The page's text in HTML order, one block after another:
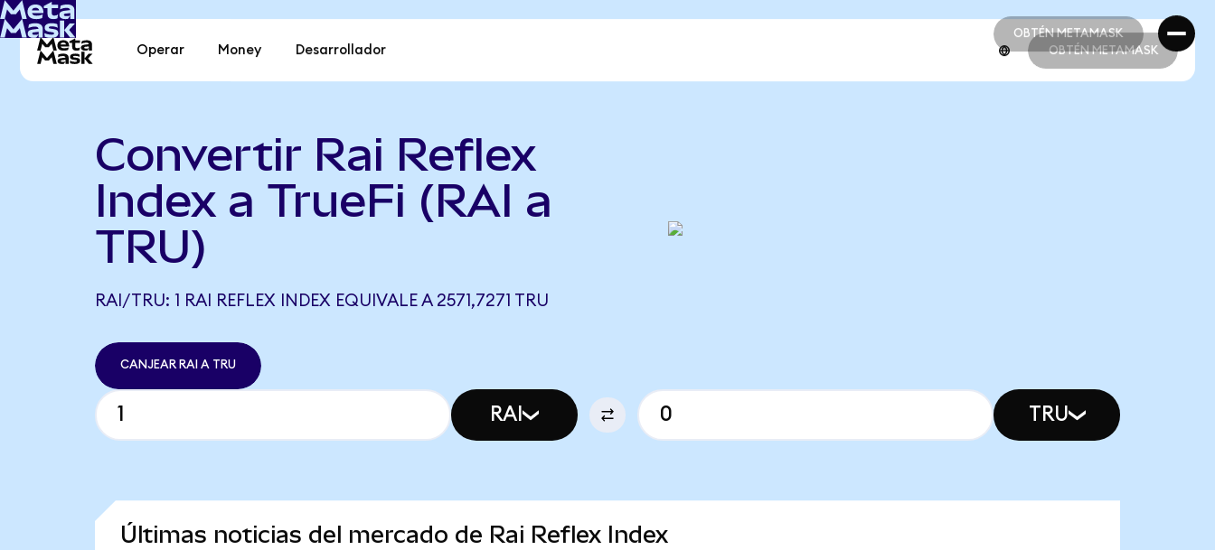
OBTÉN METAMASK
OBTÉN METAMASK
Operar Money Desarrollador OBTÉN METAMASK
Convertir Rai Reflex
Index a TrueFi (RAI a
TRU)
RAI/TRU: 1 RAI REFLEX INDEX EQUIVALE A 2571,7271 TRU
CANJEAR RAI A TRU
RAI TRU
Últimas noticias del mercado de Rai Reflex Index